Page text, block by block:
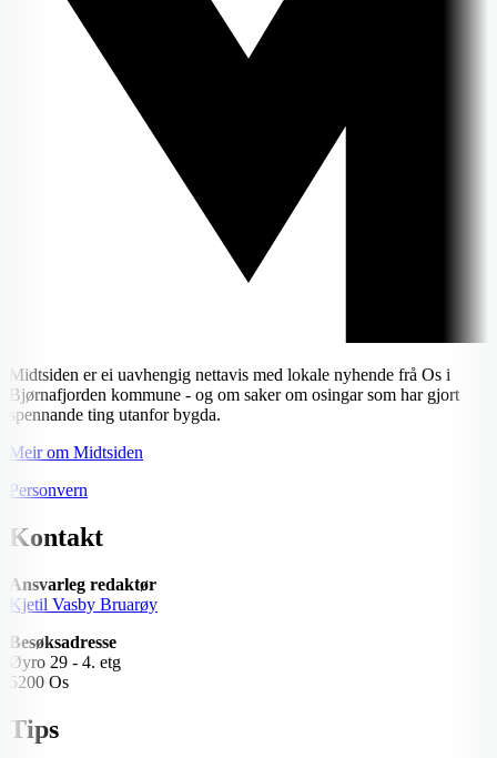
Midtsiden er ei uavhengig nettavis med lokale nyhende frå Os i
Bjørnafjorden kommune - og om saker om osingar som har gjort
spennande ting utanfor bygda.
Meir om Midtsiden
Personvern
Kontakt
Ansvarleg redaktør
Kjetil Vasby Bruarøy
Besøksadresse
Øyro 29 - 4. etg
5200 Os
Tips